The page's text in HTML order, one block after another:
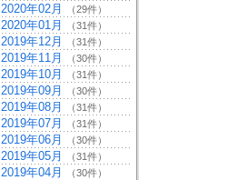
2020年02月 （29件）
2020年01月 （31件）
2019年12月 （31件）
2019年11月 （30件）
2019年10月 （31件）
2019年09月 （30件）
2019年08月 （31件）
2019年07月 （31件）
2019年06月 （30件）
2019年05月 （31件）
2019年04月 （30件）